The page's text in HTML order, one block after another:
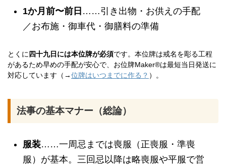
1か月前〜前日 ……引き出物・お供えの手配
／お布施・御車代・御膳料の準備
とくに 四十九日には本位牌が必須です。本位牌は戒名を彫る工程
があるため早めの手配が安心で、お位牌Maker®は最短当日発送に
対応しています（→位牌はいつまでに作る？ ）。
法事の基本マナー（総論）
服装……一周忌までは喪服（正喪服・準喪
服）が基本。三回忌以降は略喪服や平服で営